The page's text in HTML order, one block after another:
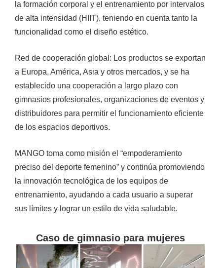
la formación corporal y el entrenamiento por intervalos
de alta intensidad (HIIT), teniendo en cuenta tanto la
funcionalidad como el diseño estético.
Red de cooperación global: Los productos se exportan
a Europa, América, Asia y otros mercados, y se ha
establecido una cooperación a largo plazo con
gimnasios profesionales, organizaciones de eventos y
distribuidores para permitir el funcionamiento eficiente
de los espacios deportivos.
MANGO toma como misión el “empoderamiento
preciso del deporte femenino” y continúa promoviendo
la innovación tecnológica de los equipos de
entrenamiento, ayudando a cada usuario a superar
sus límites y lograr un estilo de vida saludable.
Caso de gimnasio para mujeres